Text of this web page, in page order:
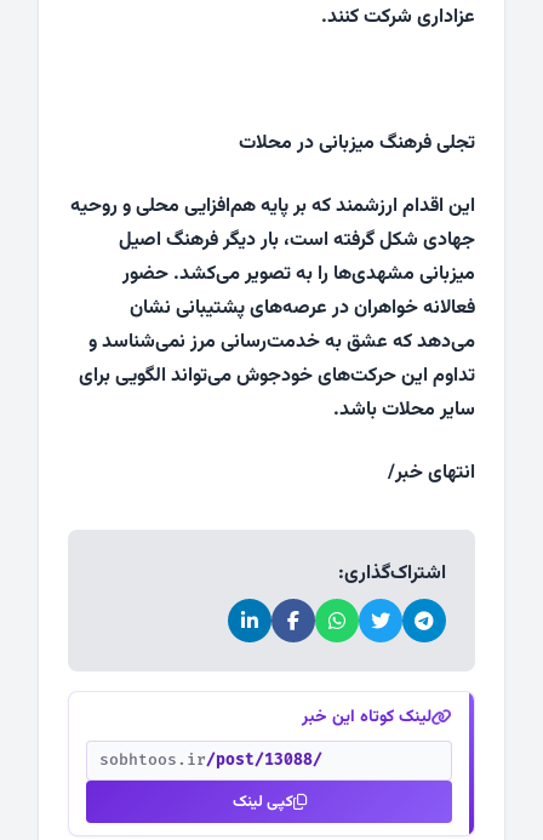
عزاداری شرکت کنند.
تجلی فرهنگ میزبانی در محلات
این اقدام ارزشمند که بر پایه هم‌افزایی محلی و روحیه
جهادی شکل گرفته است، بار دیگر فرهنگ اصیل
میزبانی مشهدی‌ها را به تصویر می‌کشد. حضور
فعالانه خواهران در عرصه‌های پشتیبانی نشان
می‌دهد که عشق به خدمت‌رسانی مرز نمی‌شناسد و
تداوم این حرکت‌های خودجوش می‌تواند الگویی برای
سایر محلات باشد.
انتهای خبر/
اشتراک‌گذاری:
لینک کوتاه این خبر
sobhtoos.ir/post/13088/
کپی لینک